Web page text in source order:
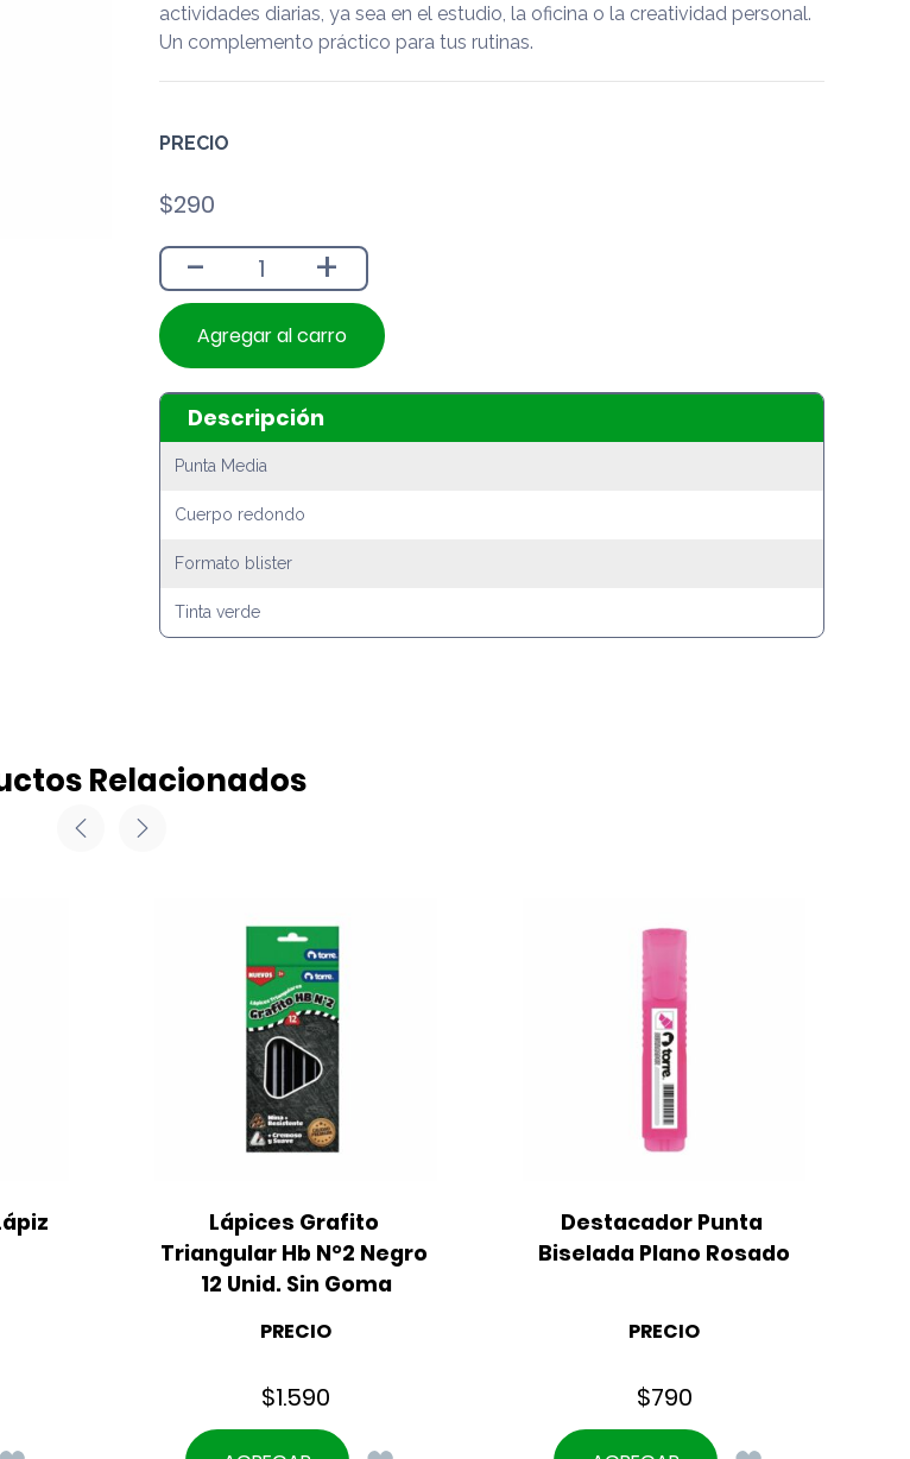
actividades diarias, ya sea en el estudio, la oficina o la creatividad personal.
Un complemento práctico para tus rutinas.
PRECIO
$290
- +
Agregar al carro
Descripción
Punta Media
Cuerpo redondo
Formato blister
Tinta verde
Relacionados
Lápices Grafito
Triangular Hb N°2 Negro
12 Unid. Sin Goma
PRECIO
$1.590
Destacador Punta
Biselada Plano Rosado
PRECIO
$790